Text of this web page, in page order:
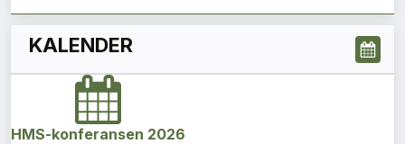
KALENDER
HMS-konferansen 2026